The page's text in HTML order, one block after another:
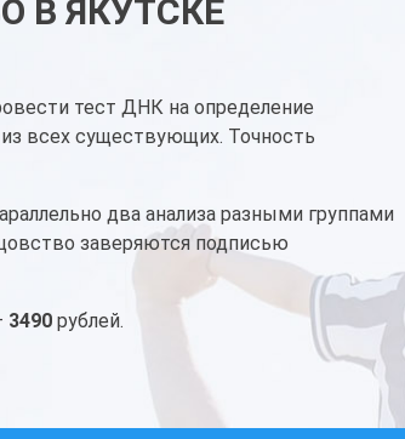
В ЯКУТСКЕ
тест ДНК на определение
всех существующих. Точность
два анализа разными группами
заверяются подписью
3490 рублей.